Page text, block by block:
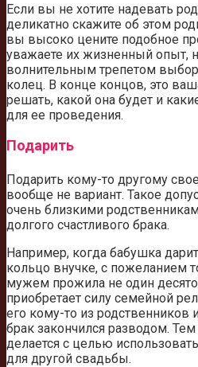
Если вы не хотите надевать
деликатно скажите об этом
вы высоко цените подобное
уважаете их жизненный опыт,
волнительным трепетом
колец. В конце концов, это
решать, какой она будет и
для ее проведения.
Подарить
Подарить кому-то другому
вообще не вариант. Такое
очень близкими
долгого счастливого брака.
Например, когда бабушка
кольцо внучке, с пожеланием
мужем прожила не один
приобретает силу семейной
его кому-то из
брак закончился разводом.
делается с целью
для другой свадьбы.